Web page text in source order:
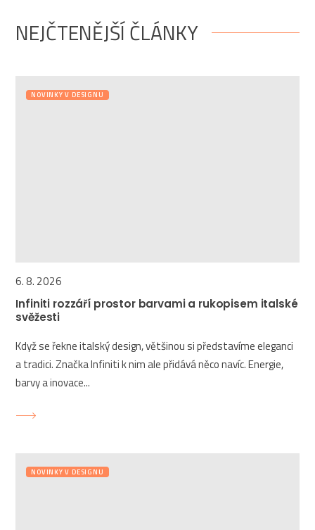
NEJČTENĚJŠÍ ČLÁNKY
NOVINKY V DESIGNU
6. 8. 2026
Infiniti rozzáří prostor barvami a rukopisem italské
svěžesti
Když se řekne italský design, většinou si představíme eleganci
a tradici. Značka Infiniti k nim ale přidává něco navíc. Energie,
barvy a inovace...
NOVINKY V DESIGNU